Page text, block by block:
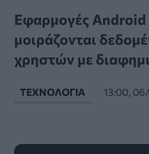
Εφαρμογές Android
μοιράζονται
χρηστών με
ΤΕΧΝΟΛΟΓΊΑ 13:00,